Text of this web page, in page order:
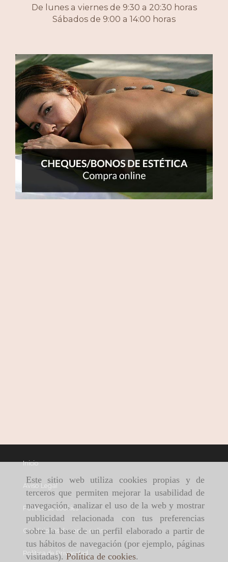
Este sitio web utiliza cookies propias y de
terceros que permiten mejorar la usabilidad de
navegación, analizar el uso de la web y mostrar
publicidad relacionada con tus preferencias
sobre la base de un perfil elaborado a partir de
tus hábitos de navegación (por ejemplo, páginas
visitadas).Política de cookies.
De lunes a viernes de 9:30 a 20:30 horas
Sábados de 9:00 a 14:00 horas
Inicio
Aviso Legal
Política de cookies
Condiciones de venta online
Política de Privacidad